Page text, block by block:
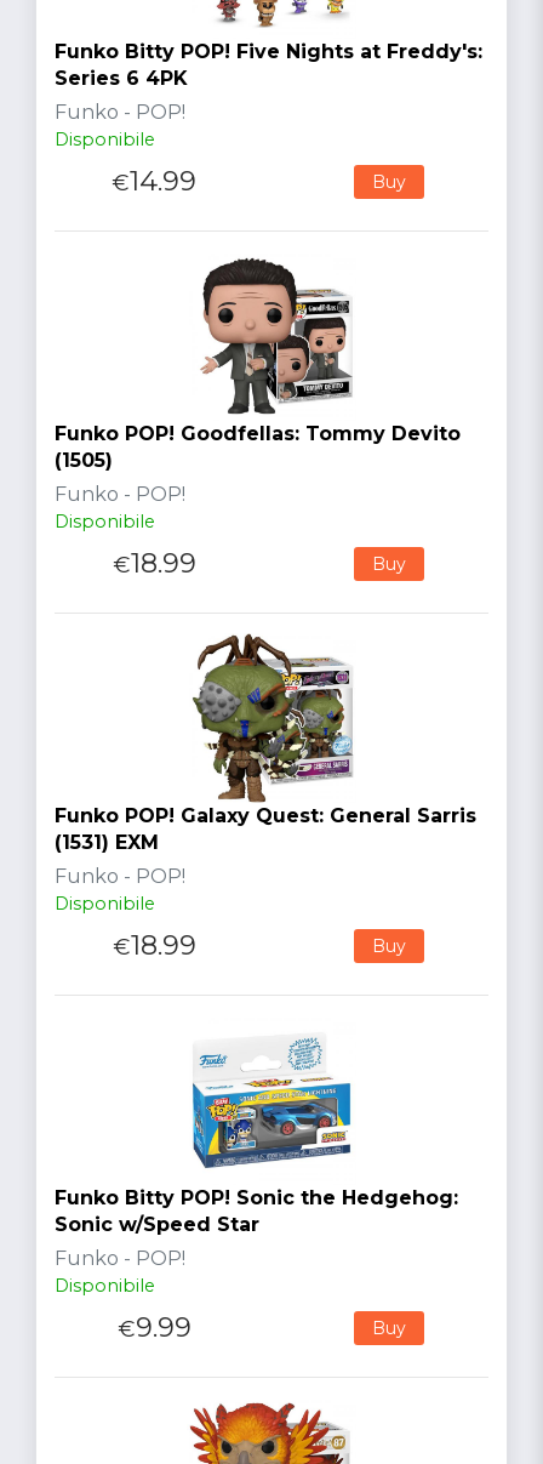
Funko Bitty POP! Five Nights at Freddy's:
Series 6 4PK
Funko - POP!
Disponibile
€14.99 Buy
Funko POP! Goodfellas: Tommy Devito
(1505)
Funko - POP!
Disponibile
€18.99 Buy
Funko POP! Galaxy Quest: General Sarris
(1531) EXM
Funko - POP!
Disponibile
€18.99 Buy
Funko Bitty POP! Sonic the Hedgehog:
Sonic w/Speed Star
Funko - POP!
Disponibile
€9.99 Buy